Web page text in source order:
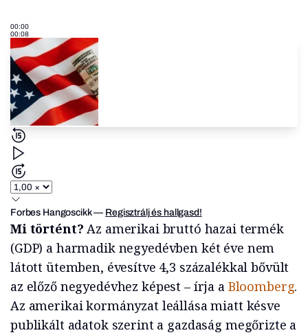
00:00
00:08
Forbes Hangoscikk— Regisztrálj és hallgasd!
Mi történt? Az amerikai bruttó hazai termék
(GDP) a harmadik negyedévben két éve nem
látott ütemben, évesítve 4,3 százalékkal bővült
az előző negyedévhez képest – írja a Bloomberg.
Az amerikai kormányzat leállása miatt késve
publikált adatok szerint a gazdaság megőrizte a